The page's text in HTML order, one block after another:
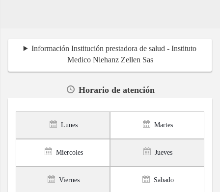
Información Institución prestadora de salud - Instituto
Medico Niehanz Zellen Sas
Horario de atención
Lunes Martes
Miercoles Jueves
Viernes Sabado